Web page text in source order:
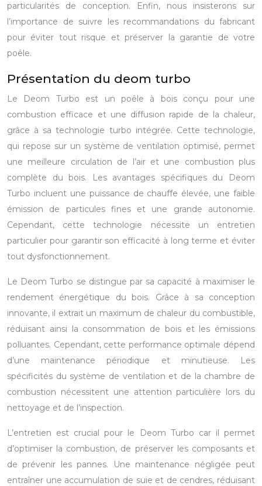
particularités de conception. Enfin, nous insisterons sur
l’importance de suivre les recommandations du fabricant
pour éviter tout risque et préserver la garantie de votre
poêle.
Présentation du deom turbo
Le Deom Turbo est un poêle à bois conçu pour une
combustion efficace et une diffusion rapide de la chaleur,
grâce à sa technologie turbo intégrée. Cette technologie,
qui repose sur un système de ventilation optimisé, permet
une meilleure circulation de l’air et une combustion plus
complète du bois. Les avantages spécifiques du Deom
Turbo incluent une puissance de chauffe élevée, une faible
émission de particules fines et une grande autonomie.
Cependant, cette technologie nécessite un entretien
particulier pour garantir son efficacité à long terme et éviter
tout dysfonctionnement.
Le Deom Turbo se distingue par sa capacité à maximiser le
rendement énergétique du bois. Grâce à sa conception
innovante, il extrait un maximum de chaleur du combustible,
réduisant ainsi la consommation de bois et les émissions
polluantes. Cependant, cette performance optimale dépend
d’une maintenance périodique et minutieuse. Les
spécificités du système de ventilation et de la chambre de
combustion nécessitent une attention particulière lors du
nettoyage et de l’inspection.
L’entretien est crucial pour le Deom Turbo car il permet
d’optimiser la combustion, de préserver les composants et
de prévenir les pannes. Une maintenance négligée peut
entraîner une accumulation de suie et de cendres, réduisant